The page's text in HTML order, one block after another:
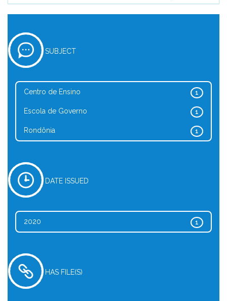
SUBJECT
1
Centro de Ensino
1
Escola de Governo
1
Rondônia
DATE ISSUED
1
2020
HAS FILE(S)